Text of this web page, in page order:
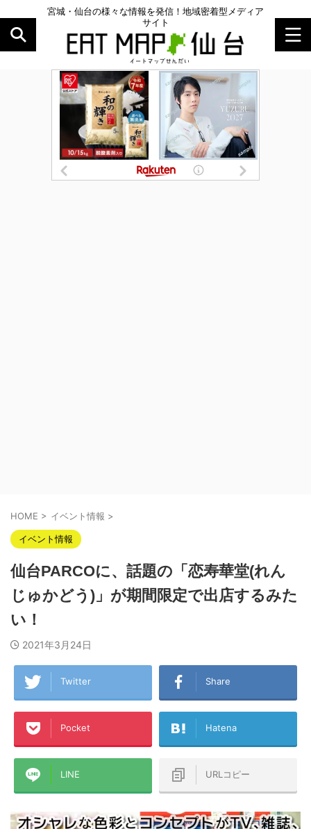
宮城・仙台の様々な情報を発信！地域密着型メディア
サイト
HOME > イベント情報 >
イベント情報
仙台PARCOに、話題の「恋寿華堂(れん
じゅかどう)」が期間限定で出店するみた
い！
2021年3月24日
Twitter Share
Pocket Hatena
LINE URLコピー